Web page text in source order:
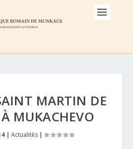
MARTIN DE
MUKACHEVO
| Actualités |